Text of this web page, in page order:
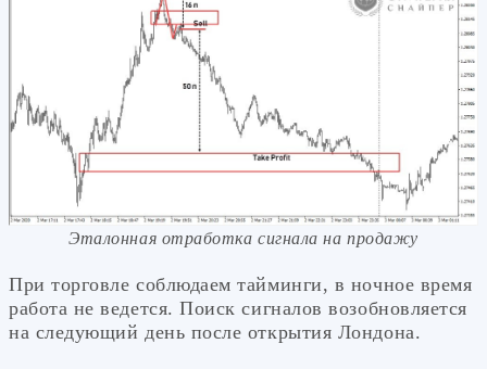
Эталонная отработка сигнала на продажу
При торговле соблюдаем тайминги, в ночное время
работа не ведется. Поиск сигналов возобновляется
на следующий день после открытия Лондона.